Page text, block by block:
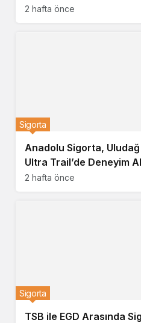
Milyar TL’lik Rekor Kârlılık
2 hafta önce
Anadolu Sigorta,
Ultra Trail’de Deneyim
Çıktı
2 hafta önce
Sigorta
TSB ile EGD Arasında
Sigorta